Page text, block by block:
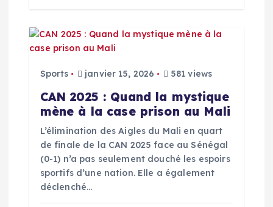
Sports janvier 15, 2026 581 views
‎CAN 2025 : Quand la mystique
mène à la case prison au Mali
L’élimination des Aigles du Mali en quart
de finale de la CAN 2025 face au Sénégal
(0-1) n’a pas seulement douché les espoirs
sportifs d’une nation. Elle a également
déclenché…